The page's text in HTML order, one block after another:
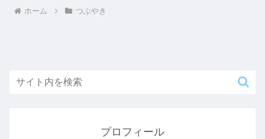
ホーム つぶやき
プロフィール